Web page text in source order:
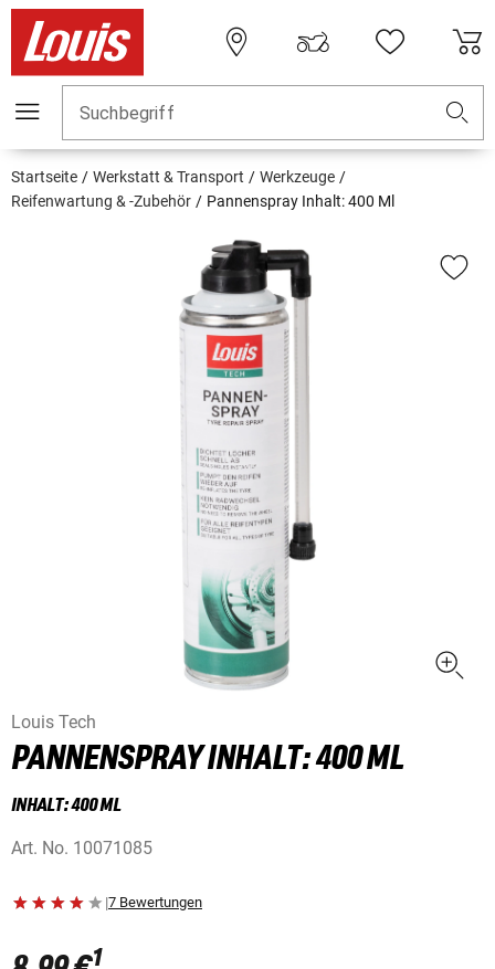
Suchbegriff
Startseite Werkstatt & Transport
Werkzeuge
Reifenwartung & -Zubehör
Pannenspray Inhalt: 400 Ml
Louis Tech
PANNENSPRAY INHALT: 400 ML
INHALT: 400 ML
Art. No. 10071085
|7 Bewertungen
1